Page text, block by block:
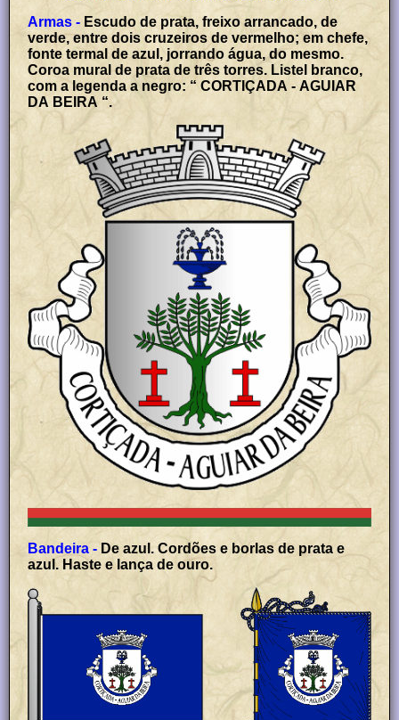
Armas - Escudo de prata, freixo arrancado, de
verde, entre dois cruzeiros de vermelho; em chefe,
fonte termal de azul, jorrando água, do mesmo.
Coroa mural de prata de três torres. Listel branco,
com a legenda a negro: “ CORTIÇADA - AGUIAR
DA BEIRA “.
Bandeira - De azul. Cordões e borlas de prata e
azul. Haste e lança de ouro.